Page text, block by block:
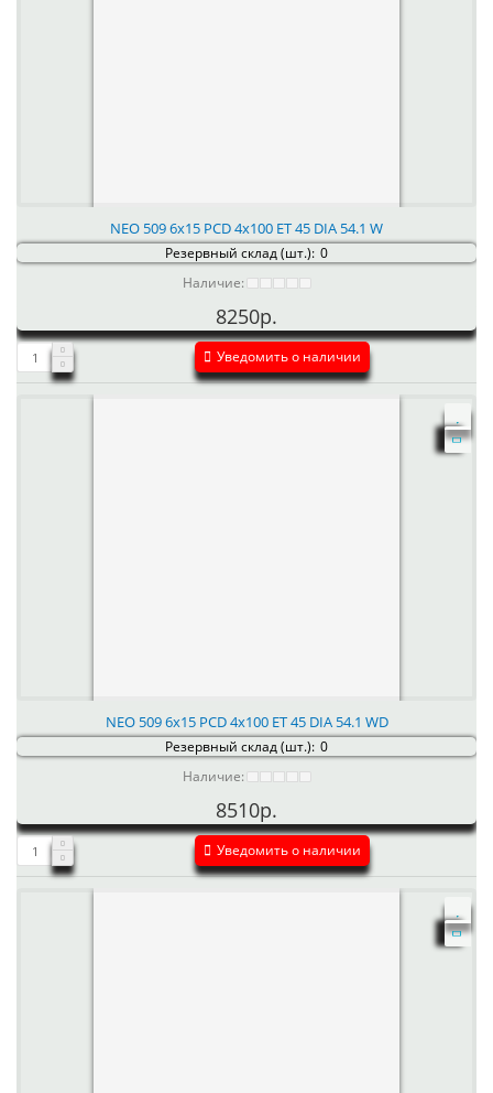
NEO 509 6x15 PCD 4x100 ET 45 DIA 54.1 W
Резервный склад (шт.): 0
Наличие:
8250р.
Уведомить о наличии
NEO 509 6x15 PCD 4x100 ET 45 DIA 54.1 WD
Резервный склад (шт.): 0
Наличие:
8510р.
Уведомить о наличии